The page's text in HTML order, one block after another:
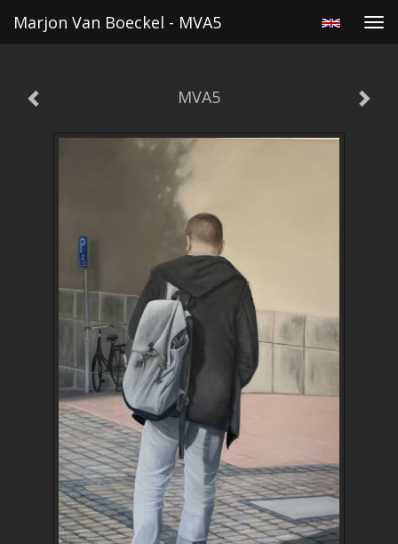
Marjon Van Boeckel - MVA5
MVA5